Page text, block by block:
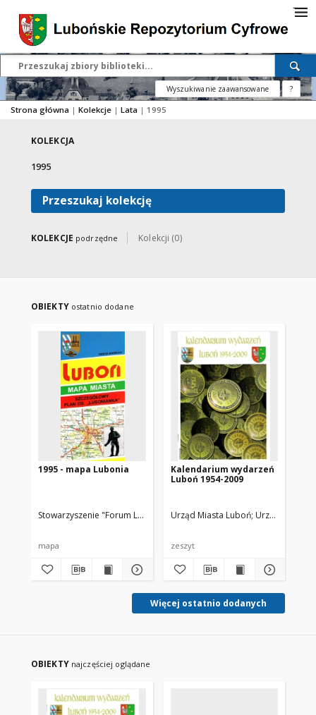
Wyszukiwanie zaawansowane ?
Strona główna | Kolekcje | Lata | 1995
KOLEKCJA
1995
Przeszukaj kolekcję
KOLEKCJE podrzędne Kolekcji (0)
OBIEKTY ostatnio dodane
1995 - mapa Lubonia
Stowarzyszenie "Forum Lubońskie"
mapa
Kalendarium wydarzeń
Luboń 1954-2009
Urząd Miasta Luboń Urząd Miasta
zeszyt
Więcej ostatnio dodanych
OBIEKTY najczęściej oglądane